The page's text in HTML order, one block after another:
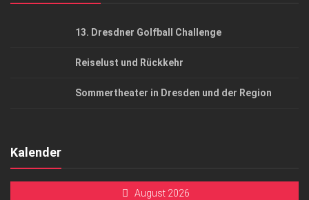
13. Dresdner Golfball Challenge
Reiselust und Rückkehr
Sommertheater in Dresden und der Region
Kalender
August 2026